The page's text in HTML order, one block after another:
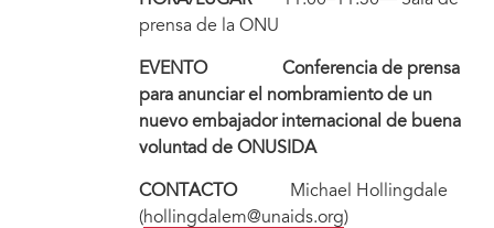
prensa de la ONU
EVENTO Conferencia de prensa
para anunciar el nombramiento de un
nuevo embajador internacional de buena
voluntad de ONUSIDA
CONTACTO
Michael Hollingdale
(hollingdalem@unaids.org)